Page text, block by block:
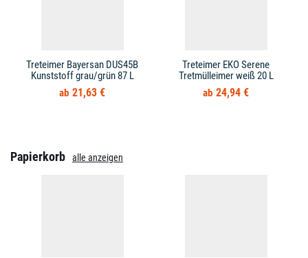
Treteimer Bayersan DUS45B
Kunststoff grau/grün 87 L
21,63 €
Treteimer EKO Serene
Tretmülleimer weiß 20 L
24,94 €
Papierkorb alle anzeigen